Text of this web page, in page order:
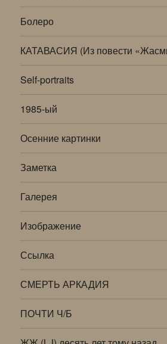
Болеро
КАТАВАСИЯ (Из повести
Self-portraits
1985-ый
Осенние картинки
Заметка
Галерея
Изображение
Ссылка
СМЕРТЬ АРКАДИЯ
ПОЧТИ Ч/Б